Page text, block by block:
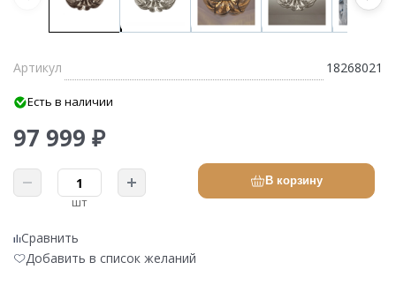
Артикул 18268021
Есть в наличии
97 999 ₽
шт
В корзину
Сравнить
Добавить в список желаний